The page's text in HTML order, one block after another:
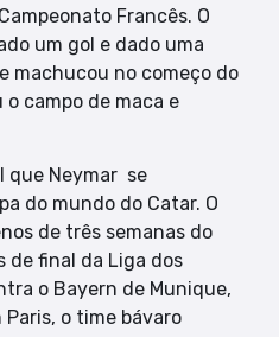
Francês. O
um gol e dado uma
machucou no começo do
campo de maca e
que Neymar se
do mundo do Catar. O
de três semanas do
de final da Liga dos
o Bayern de Munique,
Paris, o time bávaro